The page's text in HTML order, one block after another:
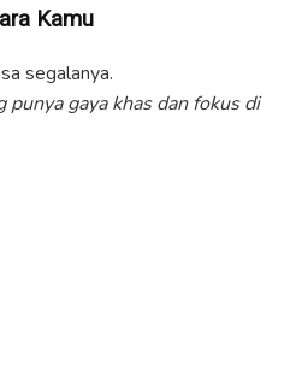
Kamu
segalanya.
punya gaya khas dan fokus di